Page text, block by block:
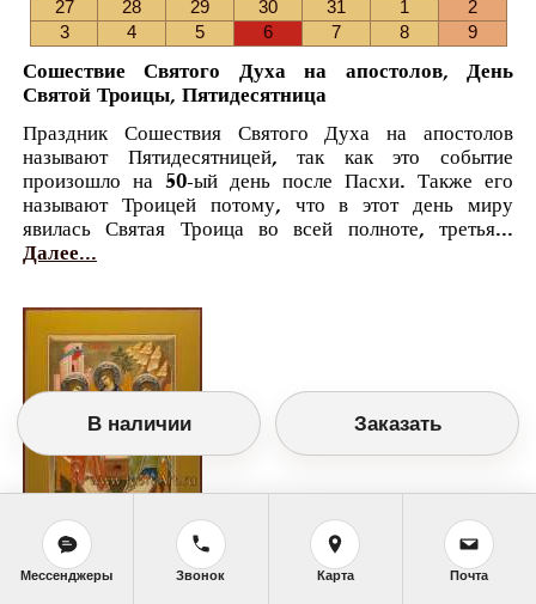
27
28 29 30 31 1
2
3
4 5 6 7 8 9
Сошествие Святого Духа на апостолов, День
Святой Троицы, Пятидесятница
Праздник Сошествия Святого Духа на апостолов
называют Пятидесятницей, так как это событие
произошло на 50-ый день после Пасхи. Также его
называют Троицей потому, что в этот день миру
явилась Святая Троица во всей полноте, третья...
Далее...
Православный календарь
В наличии Заказать
Мессенджеры Звонок Карта Почта